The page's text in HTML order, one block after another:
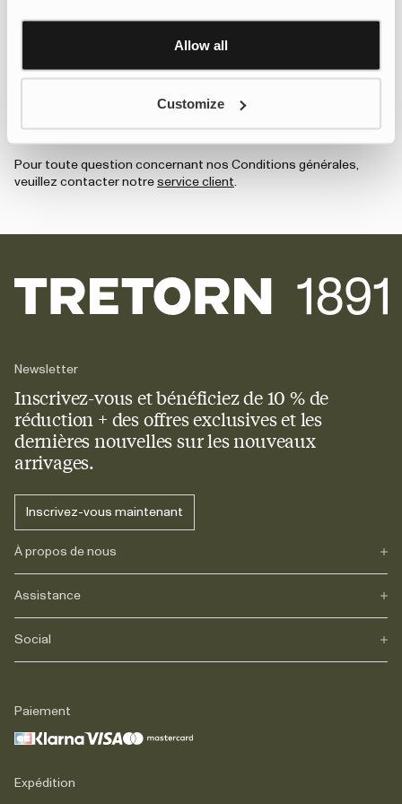
Learn more about Google’s Personalisation and
Allow all
Customize
Nous nous réservons le droit de modifier les présentes
Conditions générales à tout moment. Toute modification
immédiatement. Nous vous conseillons donc de consulter
Pour toute question concernant nos Conditions générales,
veuillez contacter notre service client.
Newsletter
Inscrivez-vous et bénéficiez de 10 % de
réduction + des offres exclusives et les
dernières nouvelles sur les nouveaux
arrivages.
Inscrivez-vous maintenant
À propos de nous
Notre héritage
Journals
Carrière
Assistance
FAQs
Livraison
Légal
Social
TikTok
LinkedIn
Paiement
Expédition